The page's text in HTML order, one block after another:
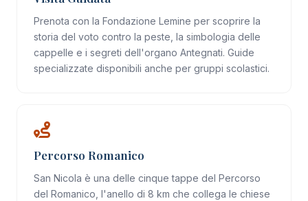
Prenota con la Fondazione Lemine per scoprire la
storia del voto contro la peste, la simbologia delle
cappelle e i segreti dell'organo Antegnati. Guide
specializzate disponibili anche per gruppi scolastici.
Percorso Romanico
San Nicola è una delle cinque tappe del Percorso
del Romanico , l'anello di 8 km che collega le chiese